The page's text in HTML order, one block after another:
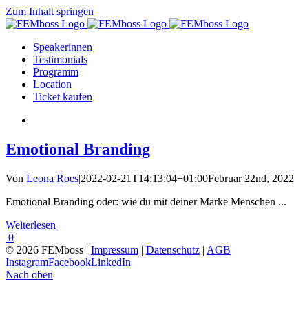
Zum Inhalt springen
Speakerinnen
Testimonials
Programm
Location
Ticket kaufen
Emotional Branding
Von Leona Roes|2022-02-21T14:13:04+01:00Februar 22nd, 2022
Emotional Branding oder: wie du mit deiner Marke Menschen ...
Weiterlesen
0
© 2026 FEMboss | Impressum | Datenschutz | AGB
InstagramFacebookLinkedIn
Nach oben